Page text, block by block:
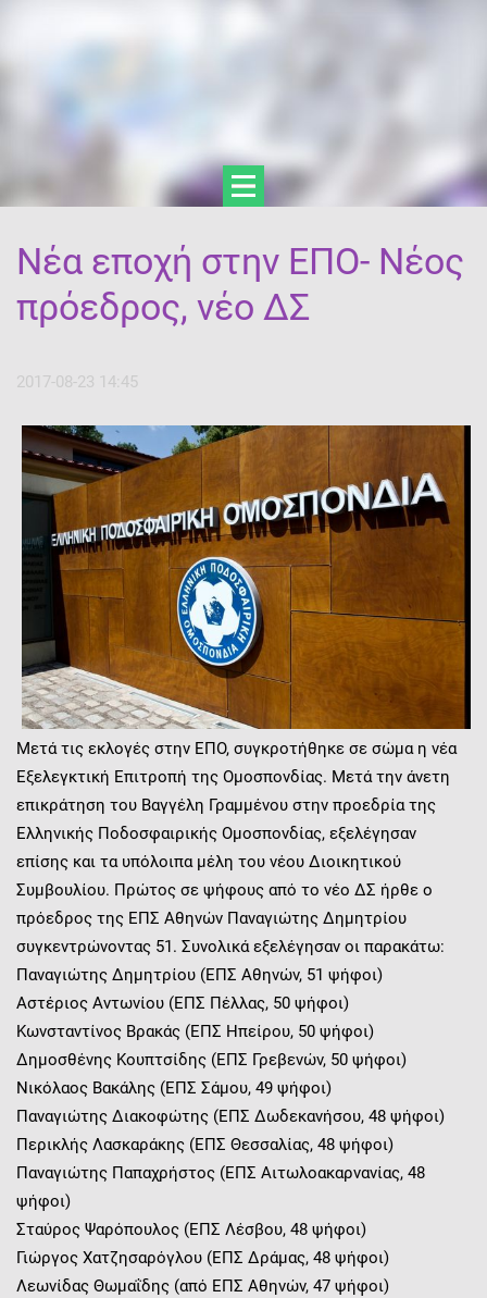
Νέα εποχή στην ΕΠΟ- Νέος
πρόεδρος, νέο ΔΣ
2017-08-23 14:45
Μετά τις εκλογές στην ΕΠΟ, συγκροτήθηκε σε σώμα η νέα
Εξελεγκτική Επιτροπή της Ομοσπονδίας. Μετά την άνετη
επικράτηση του Βαγγέλη Γραμμένου στην προεδρία της
Ελληνικής Ποδοσφαιρικής Ομοσπονδίας, εξελέγησαν
επίσης και τα υπόλοιπα μέλη του νέου Διοικητικού
Συμβουλίου. Πρώτος σε ψήφους από το νέο ΔΣ ήρθε ο
πρόεδρος της ΕΠΣ Αθηνών Παναγιώτης Δημητρίου
συγκεντρώνοντας 51. Συνολικά εξελέγησαν οι παρακάτω:
Παναγιώτης Δημητρίου (ΕΠΣ Αθηνών, 51 ψήφοι)
Αστέριος Αντωνίου (ΕΠΣ Πέλλας, 50 ψήφοι)
Κωνσταντίνος Βρακάς (ΕΠΣ Ηπείρου, 50 ψήφοι)
Δημοσθένης Κουπτσίδης (ΕΠΣ Γρεβενών, 50 ψήφοι)
Νικόλαος Βακάλης (ΕΠΣ Σάμου, 49 ψήφοι)
Παναγιώτης Διακοφώτης (ΕΠΣ Δωδεκανήσου, 48 ψήφοι)
Περικλής Λασκαράκης (ΕΠΣ Θεσσαλίας, 48 ψήφοι)
Παναγιώτης Παπαχρήστος (ΕΠΣ Αιτωλοακαρνανίας, 48
ψήφοι)
Σταύρος Ψαρόπουλος (ΕΠΣ Λέσβου, 48 ψήφοι)
Γιώργος Χατζησαρόγλου (ΕΠΣ Δράμας, 48 ψήφοι)
Λεωνίδας Θωμαΐδης (από ΕΠΣ Αθηνών, 47 ψήφοι)